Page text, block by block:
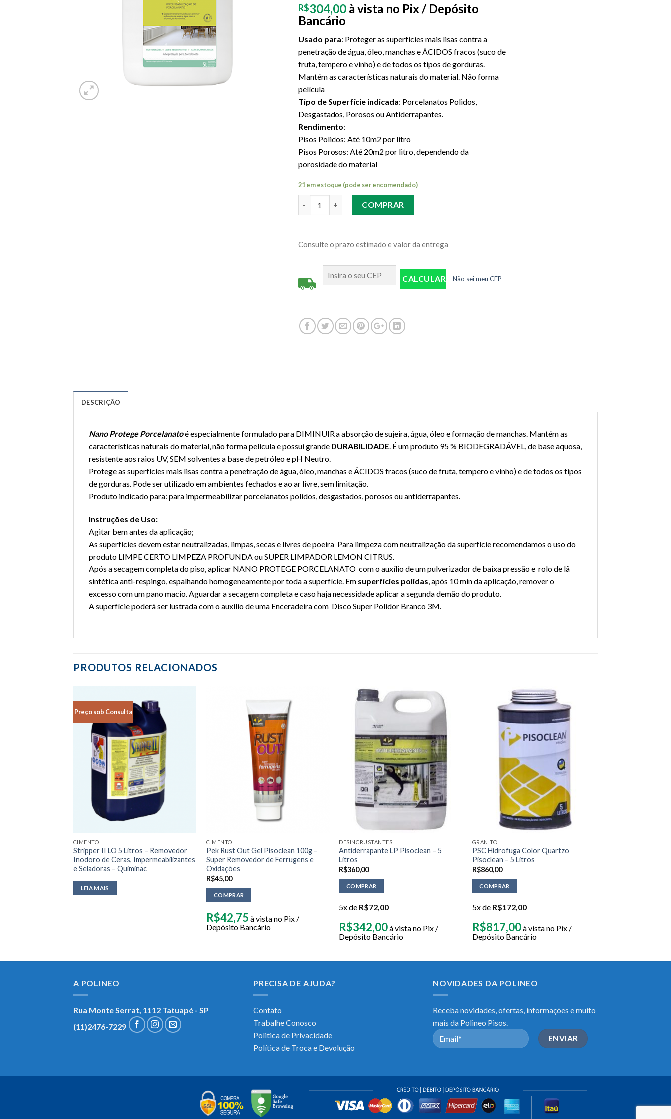
R$304,00 à vista no Pix / Depósito
Bancário
Usado para: Proteger as superfícies mais lisas contra a
penetração de água, óleo, manchas e ÁCIDOS fracos (suco de
fruta, tempero e vinho) e de todos os tipos de gorduras.
Mantém as características naturais do material. Não forma
película
Tipo de Superfície indicada: Porcelanatos Polidos,
Desgastados, Porosos ou Antiderrapantes.
Rendimento:
Pisos Polidos: Até 10m2 por litro
Pisos Porosos: Até 20m2 por litro, dependendo da
porosidade do material
21 em estoque (pode ser encomendado)
COMPRAR
Consulte o prazo estimado e valor da entrega
Não sei meu CEP
DESCRIÇÃO
Nano Protege Porcelanatoé especialmente formulado para DIMINUIR a absorção de sujeira, água, óleo e formação de manchas. Mantém as
características naturais do material, não forma película e possui grande DURABILIDADE. É um produto 95 % BIODEGRADÁVEL, de base aquosa,
resistente aos raios UV, SEM solventes a base de petróleo e pH Neutro.
Protege as superfícies mais lisas contra a penetração de água, óleo, manchas e ÁCIDOS fracos (suco de fruta, tempero e vinho) e de todos os tipos
de gorduras. Pode ser utilizado em ambientes fechados e ao ar livre, sem limitação.
Produto indicado para: para impermeabilizar porcelanatos polidos, desgastados, porosos ou antiderrapantes.
Instruções de Uso:
Agitar bem antes da aplicação;
As superfícies devem estar neutralizadas, limpas, secas e livres de poeira; Para limpeza com neutralização da superfície recomendamos o uso do
produto LIMPE CERTO LIMPEZA PROFUNDA ou SUPER LIMPADOR LEMON CITRUS.
Após a secagem completa do piso, aplicar NANO PROTEGE PORCELANATO com o auxílio de um pulverizador de baixa pressão e rolo de lã
sintética anti-respingo, espalhando homogeneamente por toda a superfície. Em superfícies polidas, após 10 min da aplicação, remover o
excesso com um pano macio. Aguardar a secagem completa e caso haja necessidade aplicar a segunda demão do produto.
A superfície poderá ser lustrada com o auxílio de uma Enceradeira com Disco Super Polidor Branco 3M.
PRODUTOS RELACIONADOS
Preço sob Consulta
CIMENTO
Stripper II LO 5 Litros – Removedor
Inodoro de Ceras, Impermeabilizantes
e Seladoras – Quiminac
LEIA MAIS
CIMENTO
Pek Rust Out Gel Pisoclean 100g –
Super Removedor de Ferrugens e
Oxidações
R$45,00
COMPRAR
R$42,75 à vista no Pix /
Depósito Bancário
DESINCRUSTANTES
Antiderrapante LP Pisoclean – 5
Litros
R$360,00
COMPRAR
5x de R$72,00
R$342,00à vista no Pix /
Depósito Bancário
GRANITO
PSC Hidrofuga Color Quartzo
Pisoclean – 5 Litros
R$860,00
COMPRAR
5x de R$172,00
R$817,00à vista no Pix /
Depósito Bancário
A POLINEO
Rua Monte Serrat, 1112 Tatuapé - SP
(11)2476-7229
PRECISA DE AJUDA?
Contato
Trabalhe Conosco
Politica de Privacidade
Política de Troca e Devolução
NOVIDADES DA POLINEO
Receba novidades, ofertas, informações e muito
mais da Polineo Pisos.